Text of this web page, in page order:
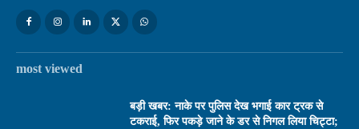
most viewed
बड़ी खबर: नाके पर पुलिस देख भगाई कार ट्रक से
टकराई, फिर पकड़े जाने के डर से निगल लिया चिट्टा;